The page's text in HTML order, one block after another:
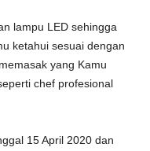
lampu LED sehingga
ketahui sesuai dengan
yang Kamu
chef profesional
15 April 2020 dan